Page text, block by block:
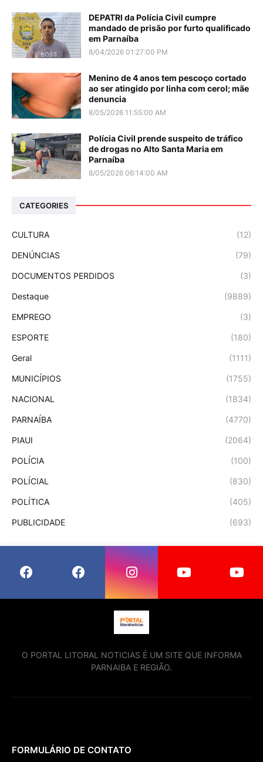
DEPATRI da Polícia Civil cumpre
mandado de prisão por furto qualificado
em Parnaíba
8/04/2026 01:27:00 PM
Menino de 4 anos tem pescoço cortado
ao ser atingido por linha com cerol; mãe
denuncia
8/05/2026 11:55:00 AM
Polícia Civil prende suspeito de tráfico
de drogas no Alto Santa Maria em
Parnaíba
8/05/2026 06:14:00 AM
CATEGORIES
CULTURA (12)
DENÚNCIAS (79)
DOCUMENTOS PERDIDOS (3)
Destaque (9889)
EMPREGO (3)
ESPORTE (180)
Geral (1111)
MUNICÍPIOS (1755)
NACIONAL (1834)
PARNAÍBA (4770)
PIAUI (2064)
POLÍCIA (100)
POLÍCIAL (830)
POLÍTICA (405)
PUBLICIDADE (693)
O PORTAL LITORAL NOTICIAS É UM SITE QUE INFORMA
PARNAIBA E REGIÃO.
FORMULÁRIO DE CONTATO